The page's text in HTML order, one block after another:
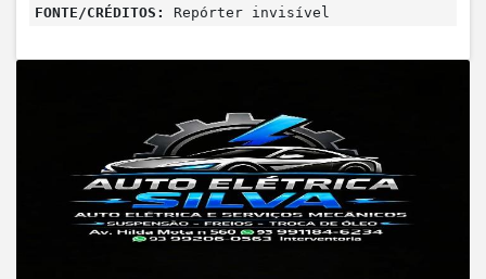
FONTE/CRÉDITOS: Repórter invisível